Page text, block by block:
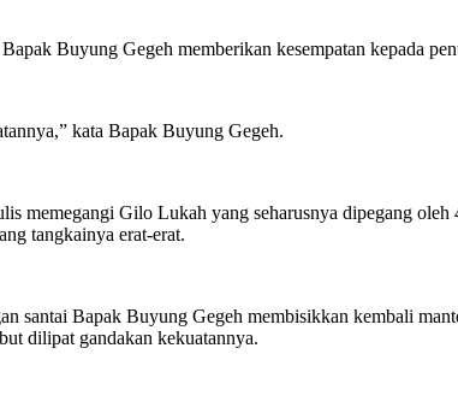
Buyung Gegeh memberikan kesempatan kepada
kata Bapak Buyung Gegeh.
memegangi Gilo Lukah yang seharusnya dipegang
tangkainya erat-erat.
santai Bapak Buyung Gegeh membisikkan kembali
dilipat gandakan kekuatannya.